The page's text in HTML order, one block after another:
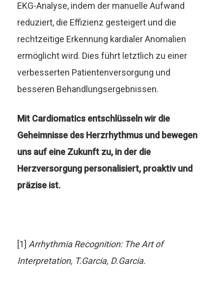
EKG-Analyse, indem der manuelle Aufwand
reduziert, die Effizienz gesteigert und die
rechtzeitige Erkennung kardialer Anomalien
ermöglicht wird. Dies führt letztlich zu einer
verbesserten Patientenversorgung und
besseren Behandlungsergebnissen.
Mit Cardiomatics entschlüsseln wir die
Geheimnisse des Herzrhythmus und bewegen
uns auf eine Zukunft zu, in der die
Herzversorgung personalisiert, proaktiv und
präzise ist.
[1] Arrhythmia Recognition: The Art of
Interpretation, T.Garcia, D.Garcia.